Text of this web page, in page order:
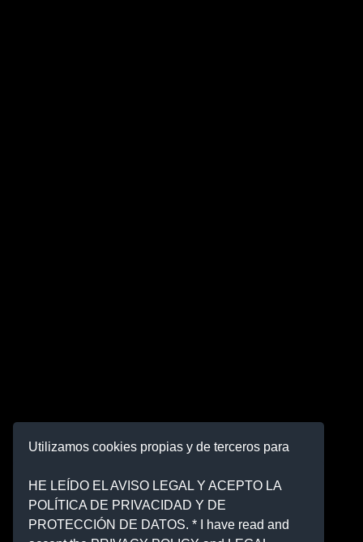
Utilizamos cookies propias y de terceros para
publicidad relacionada con sus preferencias
mediante el análisis de sus hábitos de
navegación. Al hacer clic en "Aceptar", autoriza
HE LEÍDO EL AVISO LEGAL Y ACEPTO LA
POLÍTICA DE PRIVACIDAD Y DE
PROTECCIÓN DE DATOS. * I have read and